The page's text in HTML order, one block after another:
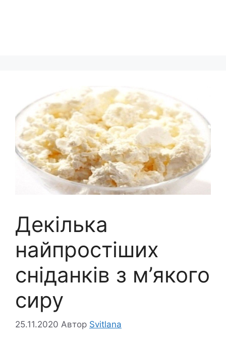
Декілька
найпростіших
сніданків з м’якого
сиру
25.11.2020 Автор Svitlana